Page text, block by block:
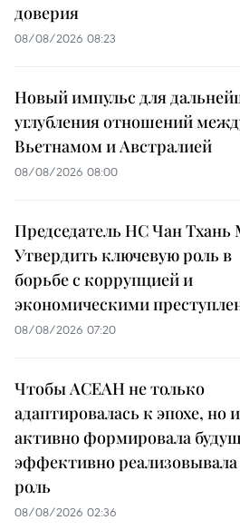
доверия
08/08/2026 08:23
Новый импульс для
углубления отношений
Вьетнамом и Австралией
08/08/2026 08:00
Председатель НС Чан Тхань
Утвердить ключевую роль в
борьбе с коррупцией и
экономическими
08/08/2026 07:20
Чтобы АСЕАН не только
адаптировалась к эпохе, но и
активно формировала
эффективно
роль
08/08/2026 02:36